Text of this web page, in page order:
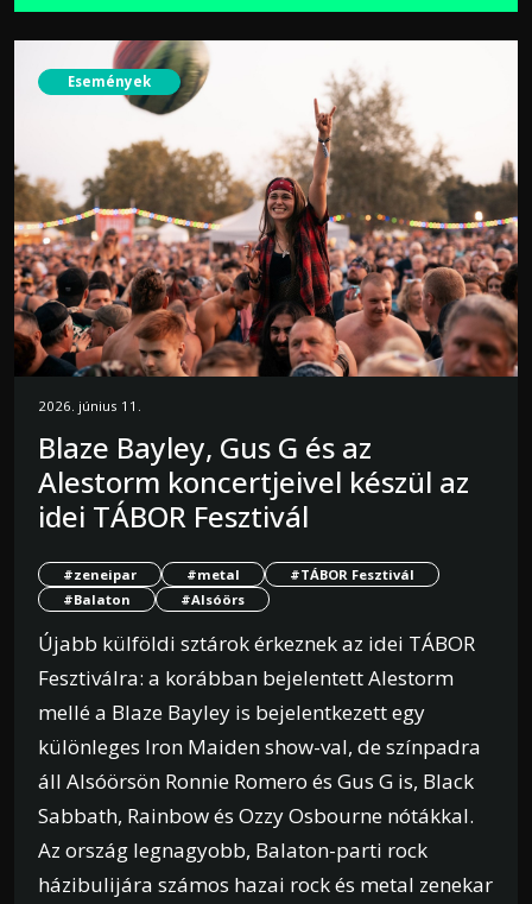
Események
2026. június 11.
Blaze Bayley, Gus G és az
Alestorm koncertjeivel készül az
idei TÁBOR Fesztivál
#zeneipar #metal
#TÁBOR Fesztivál
#Balaton
#Alsóörs
Újabb külföldi sztárok érkeznek az idei TÁBOR
Fesztiválra: a korábban bejelentett Alestorm
mellé a Blaze Bayley is bejelentkezett egy
különleges Iron Maiden show-val, de színpadra
áll Alsóörsön Ronnie Romero és Gus G is, Black
Sabbath, Rainbow és Ozzy Osbourne nótákkal.
Az ország legnagyobb, Balaton-parti rock
házibulijára számos hazai rock és metal zenekar